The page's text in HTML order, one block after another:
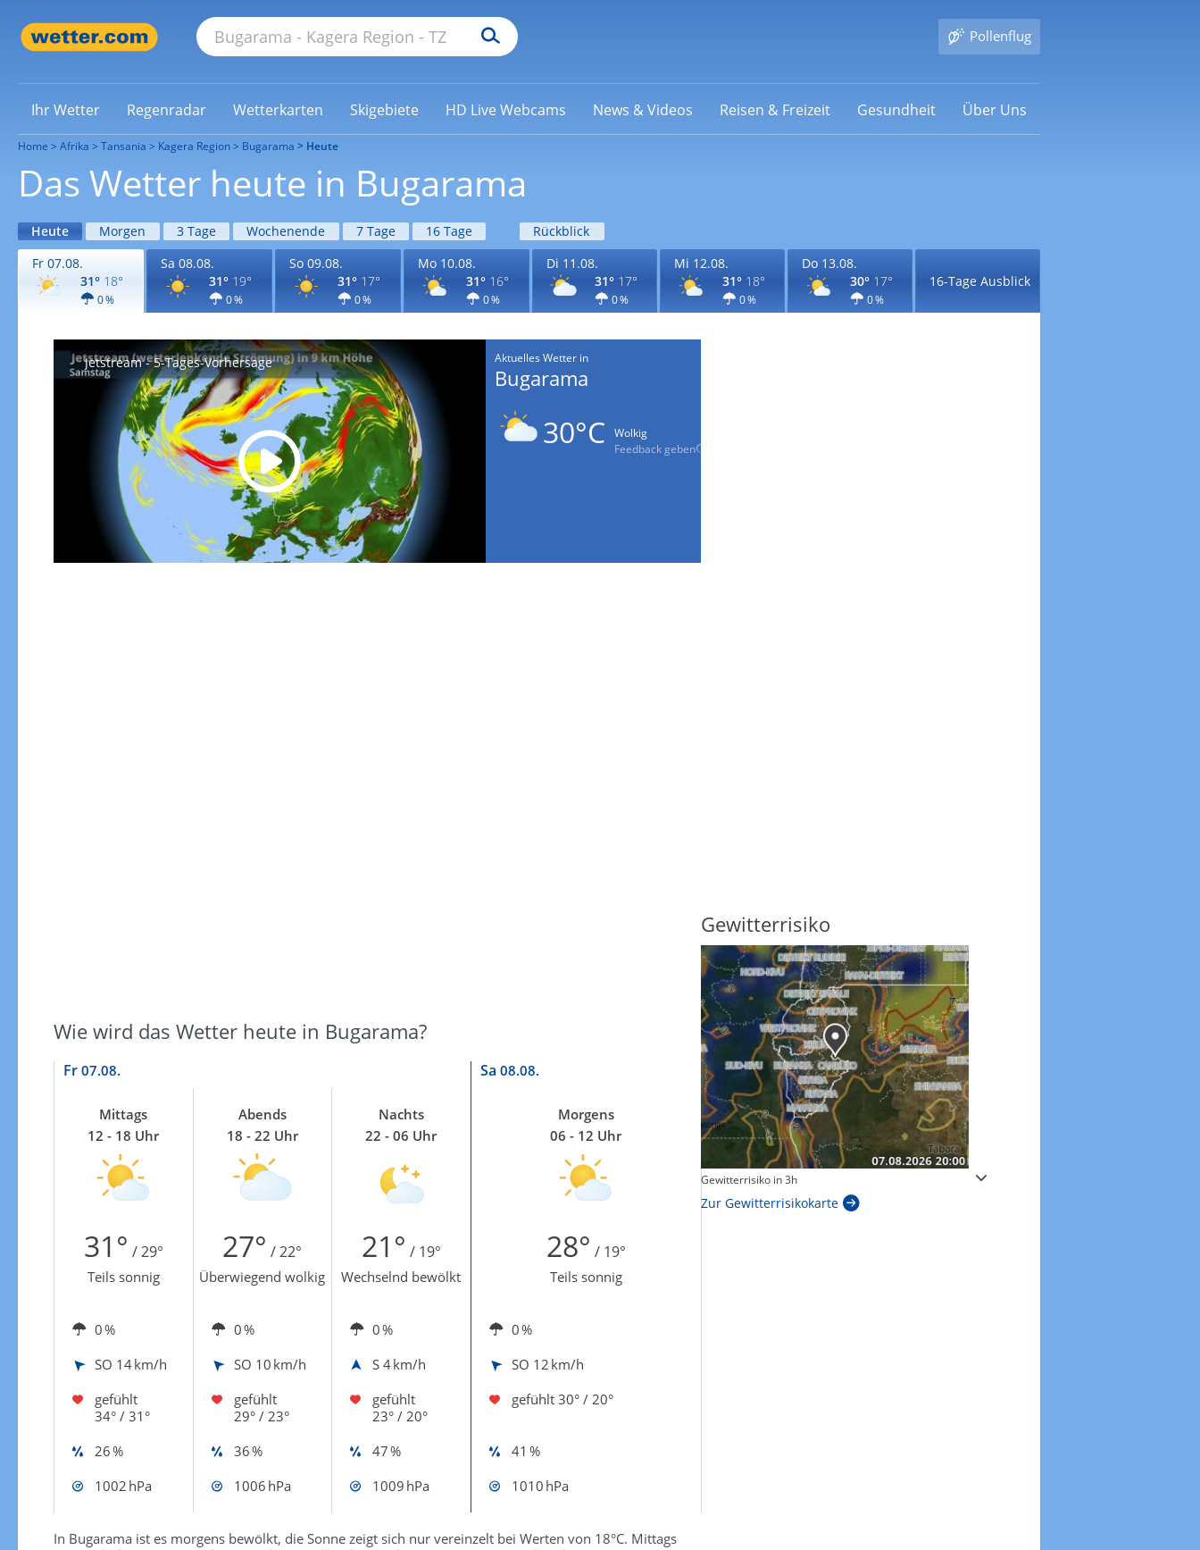
Pollenflug
Ihr Wetter Regenradar Wetterkarten Skigebiete HD Live Webcams News & Videos Reisen & Freizeit Gesundheit Über Uns
Home Afrika Tansania Kagera Region Bugarama Heute
Das Wetter heute in Bugarama
Heute Morgen 3 Tage Wochenende 7 Tage 16 Tage
Rückblick
Fr 07.08.
31° 18°
0 %
Sa 08.08.
31° 19°
0 %
So 09.08.
31° 17°
0 %
Mo 10.08.
31° 16°
0 %
Di 11.08.
31° 17°
0 %
Mi 12.08.
31° 18°
0 %
Do 13.08.
30° 17°
0 %
16-Tage Ausblick
Jetstream - 5-Tages-Vorhersage Aktuelles Wetter in
Bugarama
30°C
Wolkig
Feedback geben
Wie wird das Wetter heute in Bugarama?
Fr 07.08. Sa 08.08.
Mittags
12 - 18 Uhr
Abends
18 - 22 Uhr
Nachts
22 - 06 Uhr
Morgens
06 - 12 Uhr
31° / 29° 27° / 22° 21° / 19° 28° / 19°
Teils sonnig Überwiegend wolkig Wechselnd bewölkt Teils sonnig
0 % 0 % 0 %
0 %
SO 14 km/h SO 10 km/h S 4 km/h SO 12 km/h
gefühlt
34° / 31°
gefühlt
29° / 23°
gefühlt
23° / 20°
gefühlt 30° / 20°
26 % 36 % 47 %
41 %
1002 hPa
1006 hPa 1009 hPa 1010 hPa
In Bugarama ist es morgens bewölkt, die Sonne zeigt sich nur vereinzelt bei Werten von 18°C. Mittags
Windgeschwindigkeiten in 3h
Zur Windgeschwindigkeitenkarte
Sonnenschein heute
Zur Sonnenscheindauerkarte
Gewitterrisiko
Gewitterrisiko in 3h
Zur Gewitterrisikokarte
Windböen heute